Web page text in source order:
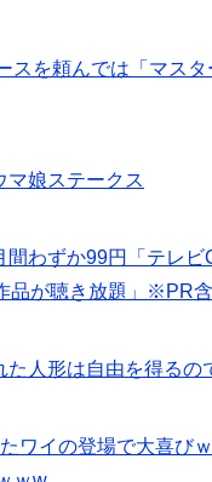
スを頼んでは「マスタ
マ娘ステークス
わずか99円「テレ
品が聴き放題」※PR
た人形は自由を得る
ワイの登場で大喜び